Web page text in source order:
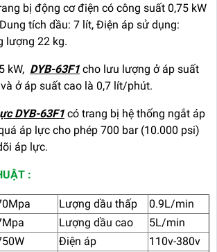
bị động cơ điện có công suất 0,75 kW
tích dầu: 7 lít, Điện áp sử dụng:
lượng 22 kg.
kW, DYB-63F1 cho lưu lượng ở áp suất
ở áp suất cao là 0,7 lít/phút.
DYB-63F1 có trang bị hệ thống ngắt áp
áp lực cho phép 700 bar (10.000 psi)
áp lực.
:
Lượng dầu thấp
0.9L/min
Lượng dầu cao
5L/min
Điện áp
110v-380v